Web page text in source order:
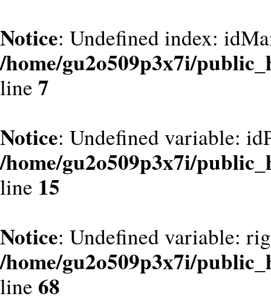
Notice: Undefined index:
/home/gu2o509p3x7i/
line 7
Notice: Undefined variable:
/home/gu2o509p3x7i/
line 15
Notice: Undefined variable:
/home/gu2o509p3x7i/
line 68